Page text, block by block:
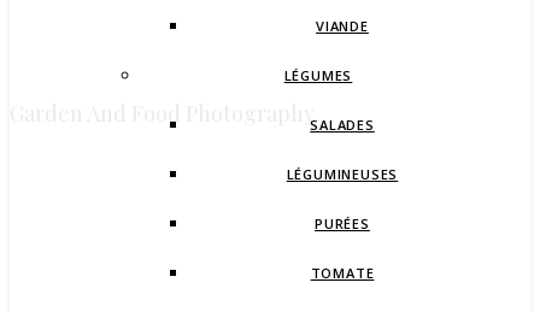
Garden And Food Photography
VIANDE
LÉGUMES
SALADES
LÉGUMINEUSES
PURÉES
TOMATE